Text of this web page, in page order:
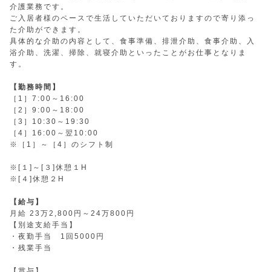
介護業務です。
ご入居者様のペースで生活していただいておりますので寄り添っ
た介助ができます。
具体的な介助の内容として、食事準備、排泄介助、食事介助、入
浴介助、洗濯、掃除、就寝介助といったことがお仕事となりま
す。
【勤務時間】
［1］7:00～16:00
［2］9:00～18:00
［3］10:30～19:30
［4］16:00～翌10:00
※［1］～［4］のシフト制
※[１]～[３]休憩１H
※[４]休憩２H
【給与】
月給 23万2,800円～24万800円
【別途支給手当】
・夜勤手当 1回5000円
・残業手当